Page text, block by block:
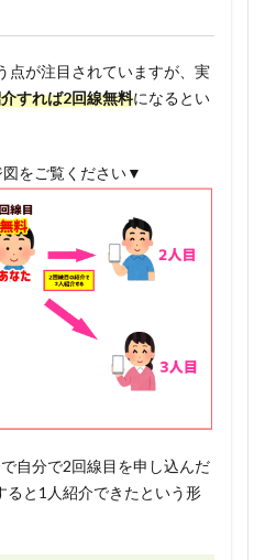
点が注目されていますが、実
すれば2回線無料になるとい
をご覧ください▼
自分で2回線目を申し込んだ
ると1人紹介できたという形